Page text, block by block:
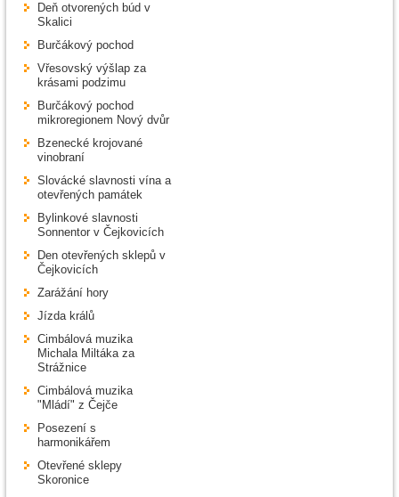
Deň otvorených búd v
Skalici
Burčákový pochod
Vřesovský výšlap za
krásami podzimu
Burčákový pochod
mikroregionem Nový dvůr
Bzenecké krojované
vinobraní
Slovácké slavnosti vína a
otevřených památek
Bylinkové slavnosti
Sonnentor v Čejkovicích
Den otevřených sklepů v
Čejkovicích
Zarážání hory
Jízda králů
Cimbálová muzika
Michala Miltáka za
Strážnice
Cimbálová muzika
"Mládí" z Čejče
Posezení s
harmonikářem
Otevřené sklepy
Skoronice